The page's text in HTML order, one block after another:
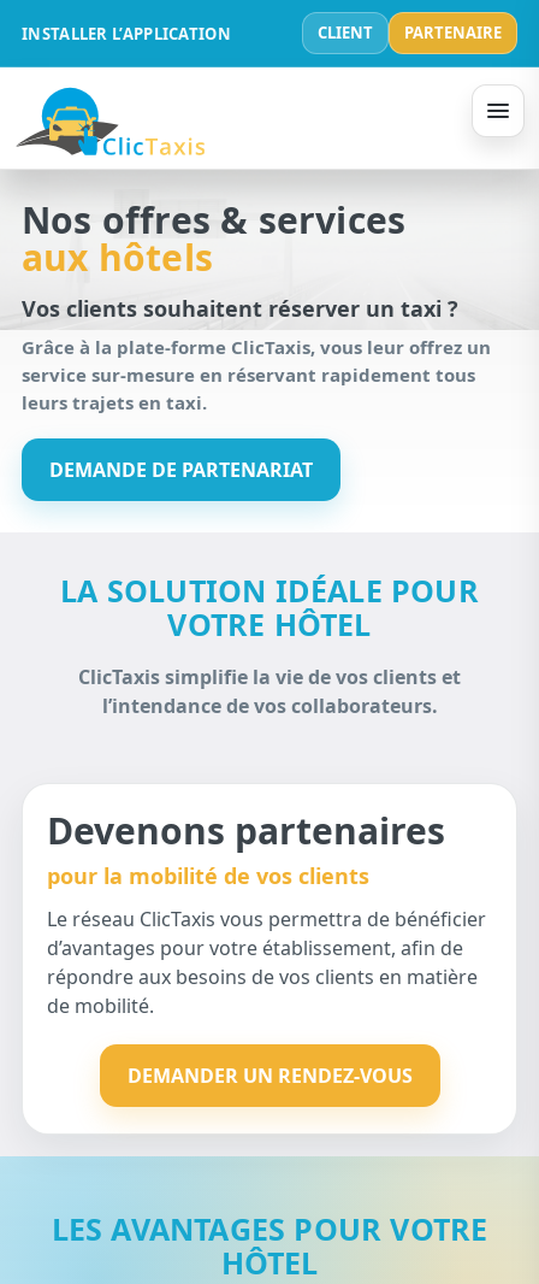
INSTALLER L’APPLICATION CLIENT PARTENAIRE
Nos offres & services
aux hôtels
Vos clients souhaitent réserver un taxi ?
Grâce à la plate-forme ClicTaxis, vous leur offrez un
service sur-mesure en réservant rapidement tous
leurs trajets en taxi.
DEMANDE DE PARTENARIAT
LA SOLUTION IDÉALE POUR
VOTRE HÔTEL
ClicTaxis simplifie la vie de vos clients et
l’intendance de vos collaborateurs.
Devenons partenaires
pour la mobilité de vos clients
Le réseau ClicTaxis vous permettra de bénéficier
d’avantages pour votre établissement, afin de
répondre aux besoins de vos clients en matière
de mobilité.
DEMANDER UN RENDEZ-VOUS
LES AVANTAGES POUR VOTRE
HÔTEL